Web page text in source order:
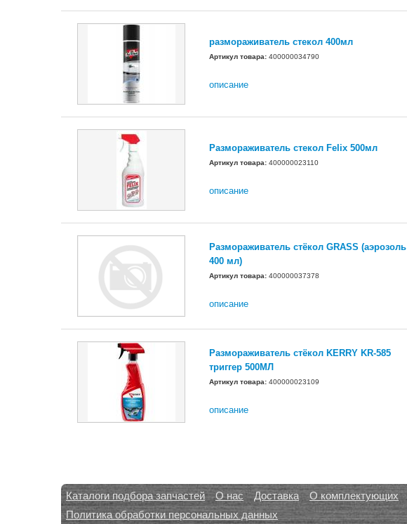
размораживатель стекол 400мл
Артикул товара: 400000034790
описание
Размораживатель стекол Felix 500мл
Артикул товара: 400000023110
описание
Размораживатель стёкол GRASS (аэрозоль
400 мл)
Артикул товара: 400000037378
описание
Размораживатель стёкол KERRY KR-585
триггер 500МЛ
Артикул товара: 400000023109
описание
Каталоги подбора запчастей О нас Доставка О комплектующих
Политика обработки персональных данных